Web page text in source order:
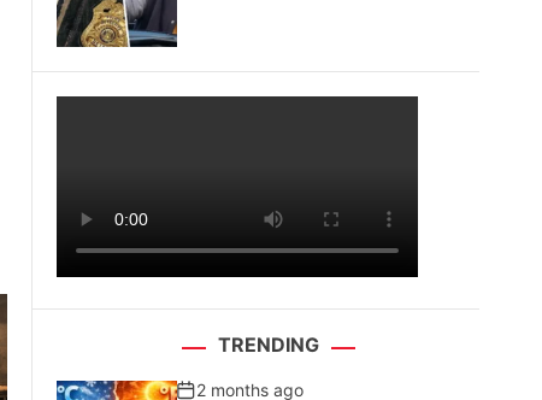
TRENDING
2 months ago